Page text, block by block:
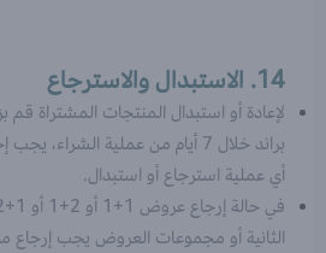
14. الاستبدال والاسترجاع
لإعادة أو استبدال المنتجات المشتراة
براند خلال 7 أيام من عملية
أي عملية استرجاع أو استبدال.
الثانية أو مجموعات العروض يجب إرجاع